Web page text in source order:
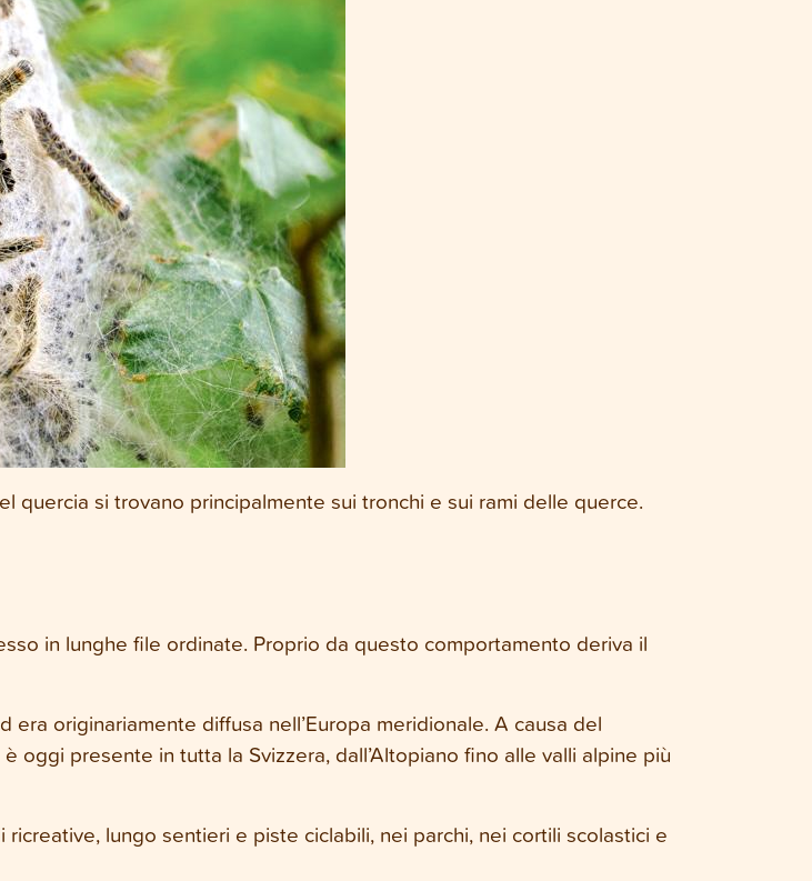
quercia si trovano principalmente sui tronchi e sui rami delle querce.
in lunghe file ordinate. Proprio da questo comportamento deriva il
originariamente diffusa nell’Europa meridionale. A causa del
presente in tutta la Svizzera, dall’Altopiano fino alle valli alpine più
lungo sentieri e piste ciclabili, nei parchi, nei cortili scolastici e